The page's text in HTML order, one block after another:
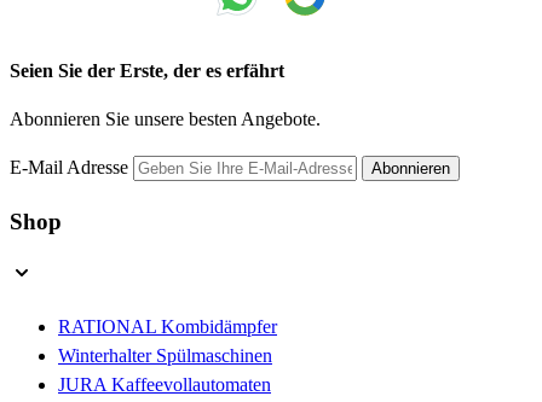
Seien Sie der Erste, der es erfährt
Abonnieren Sie unsere besten Angebote.
E-Mail Adresse Abonnieren
Shop
RATIONAL Kombidämpfer
Winterhalter Spülmaschinen
JURA Kaffeevollautomaten